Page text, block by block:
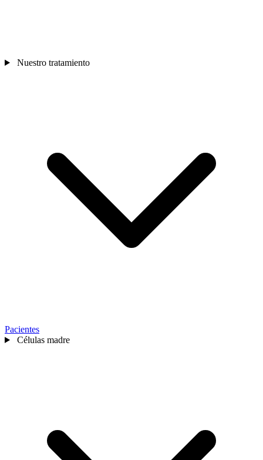
Nuestro tratamiento
Pacientes
Células madre